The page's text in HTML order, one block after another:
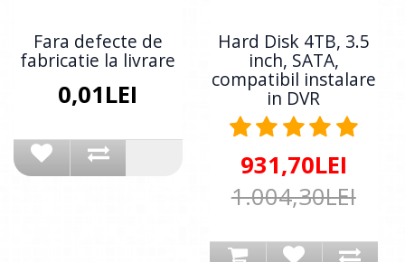
Fara defecte de
fabricatie la livrare
0,01LEI
Hard Disk 4TB, 3.5
inch, SATA,
compatibil instalare
in DVR
931,70LEI
1.004,30LEI